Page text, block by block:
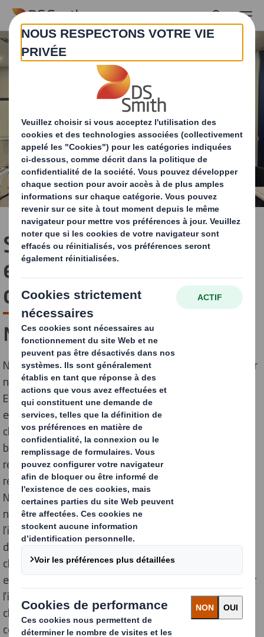
Skip to main content
S'occuper de nos
employés et de nos
communautés
Nos employés
Nous sommes conscients que nous ne pouvons réaliser
notre vision qu'est de devenir le leader stratégique
Européen d'emballage avec l'engagement de nos
employés. Nous pensons que notre expertise dans la
chaîne d'approvisionnement, la maturité de notre
business modèle et, en particulier, notre expérience du
recyclage, nous placent dans une position unique pour
répondre aux besoins d'une population croissante.
Nous pensons que notre contribution est utile et que
nos efforts doivent être axés sur la conception,
l'innovation et la fabrication de la meilleure solution
d'emballage pour répondre aux exigences uniques de
chaque client. Nous fournissons des emplois directs à
environ 30 000 personnes dans le monde entier et, par
l'intermédiaire de nos sous-traitants, fournisseurs et
clients, nous contribuons au bien-être d'une
communauté encore plus vaste.